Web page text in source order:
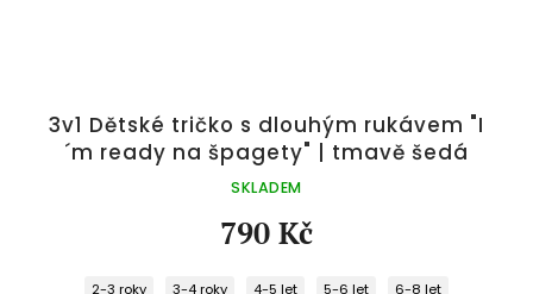
3v1 Dětské tričko s dlouhým rukávem "I
´m ready na špagety" | tmavě šedá
SKLADEM
790 Kč
2-3 roky 3-4 roky 4-5 let 5-6 let 6-8 let